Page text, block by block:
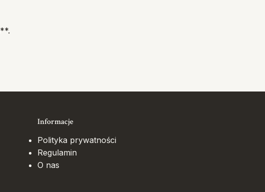
**.
Informacje
Polityka prywatności
Regulamin
O nas